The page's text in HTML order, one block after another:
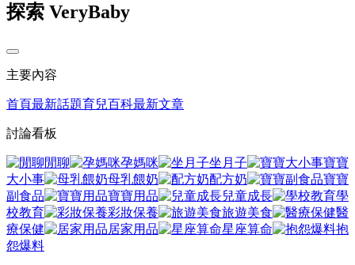
探索 VeryBaby
主要內容
首頁最新話題育兒百科最新文章
討論看板
閒聊 孕媽咪 坐月子
寶寶
大小事
母乳餵奶 配方奶
寶寶
副食品
寶寶用品 兒童成長
學
校教育
彩妝保養 旅遊美食
醫
療保健
居家用品 星座算命
抱
怨爆料